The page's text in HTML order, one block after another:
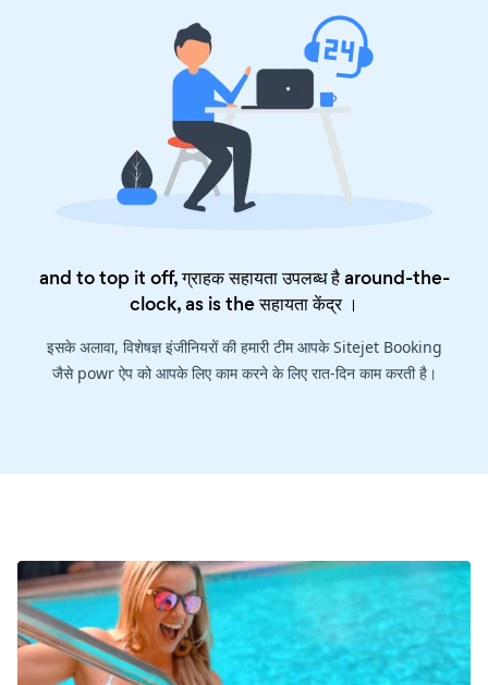
and to top it off, ग्राहक सहायता उपलब्ध है around-the-
clock, as is theसहायता केंद्र।
इसके अलावा, विशेषज्ञ इंजीनियरों की हमारी टीम आपके Sitejet Booking
जैसे powr ऐप को आपके लिए काम करने के लिए रात-दिन काम करती है।